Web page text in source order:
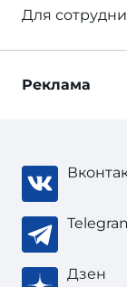
Для
Реклама
Дзен